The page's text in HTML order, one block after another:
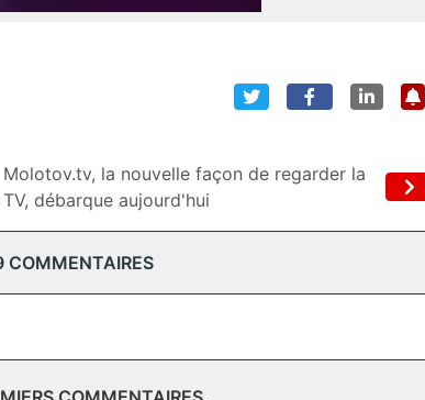
Molotov.tv, la nouvelle façon de regarder la
TV, débarque aujourd'hui
COMMENTAIRES